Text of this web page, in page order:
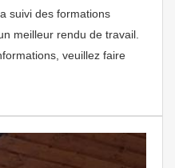
suivi des formations
meilleur rendu de travail.
veuillez faire